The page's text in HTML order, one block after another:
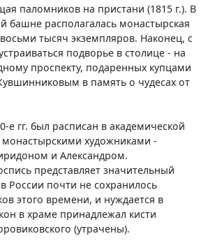
паломников на пристани (1815 г.). В
башне располагалась монастырская
тысяч экземпляров. Наконец, с
подворье в столице - на
проспекту, подаренных купцами
в память о чудесах от
е гг. был pасписан в академической
художниками -
и Александром.
представляет значительный
России почти не сохранилось
этого времени, и нуждается в
в храме принадлежал кисти
(утрачены).